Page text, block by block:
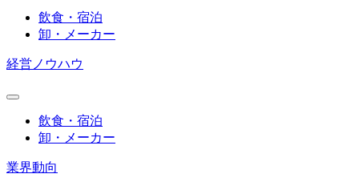
飲食・宿泊
卸・メーカー
経営ノウハウ
飲食・宿泊
卸・メーカー
業界動向